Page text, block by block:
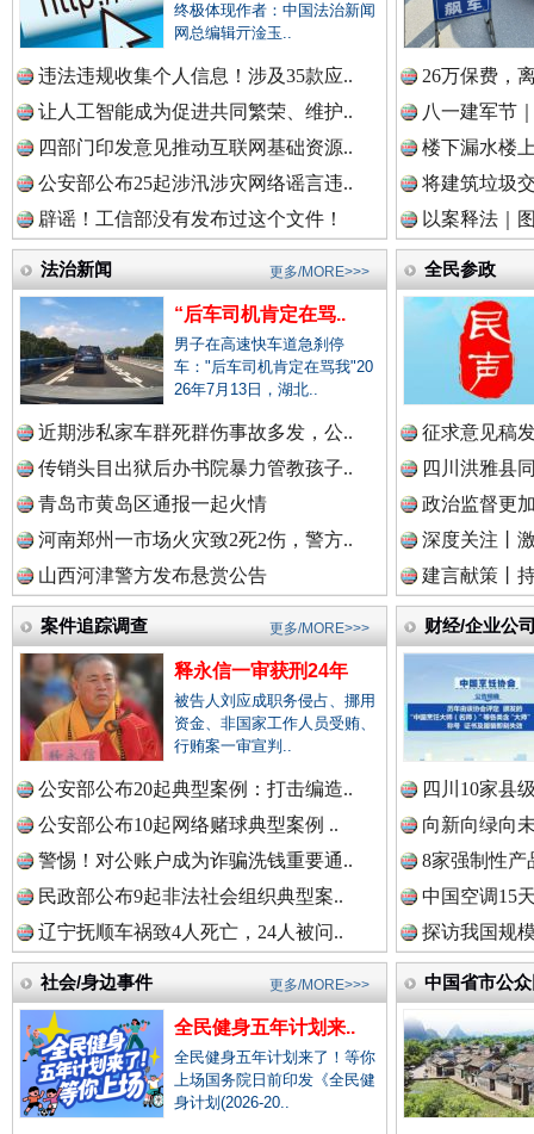
中国农业新闻网.
中国视频新闻网.
中国廉政法纪网.
中国律师在线.
中国参政网.中
中国全民新闻网.
中国公众新闻网.
中国公民新闻网.
中国公共新闻网.
中国法制新闻网.
雄关漫道展新颜 “
衣柜里的秘密 高速路
春天里的科技盛宴
巳巳如意，开工大吉！ 三轮上
终极体现作者：中国法治新闻
网总编辑亓淦玉..
违法违规收集个人信息！涉及35款应..
让人工智能成为促进共同繁荣、维护..
四部门印发意见推动互联网基础资源..
公安部公布25起涉汛涉灾网络谣言违..
辟谣！工信部没有发布过这个文件！
26万保费，
八一建军节
楼下漏水楼
将建筑垃圾
以案释法｜
法治新闻
“后车司机肯定在骂..
男子在高速快车道急刹停
车："后车司机肯定在骂我"20
26年7月13日，湖北..
近期涉私家车群死群伤事故多发，公..
传销头目出狱后办书院暴力管教孩子..
青岛市黄岛区通报一起火情
河南郑州一市场火灾致2死2伤，警方..
山西河津警方发布悬赏公告
更多/MORE>>> 全民参政
征求意见稿
四川洪雅县
政治监督更
深度关注丨
建言献策丨
案件追踪调查
释永信一审获刑24年
被告人刘应成职务侵占、挪用
资金、非国家工作人员受贿、
行贿案一审宣判..
公安部公布20起典型案例：打击编造..
公安部公布10起网络赌球典型案例 ..
警惕！对公账户成为诈骗洗钱重要通..
民政部公布9起非法社会组织典型案..
辽宁抚顺车祸致4人死亡，24人被问..
更多/MORE>>> 财经/企业公
四川10家县
向新向绿向
8家强制性产
中国空调15
探访我国规
社会/身边事件
全民健身五年计划来..
全民健身五年计划来了！等你
上场国务院日前印发《全民健
身计划(2026-20..
更多/MORE>>> 中国省市公